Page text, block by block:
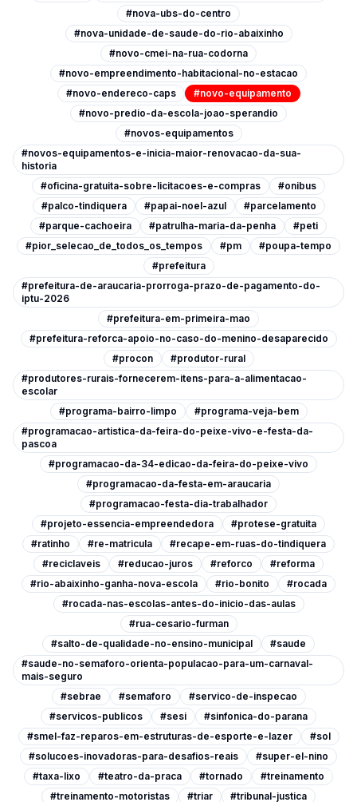
#nova-ubs-do-centro
#nova-unidade-de-saude-do-rio-abaixinho
#novo-cmei-na-rua-codorna
#novo-empreendimento-habitacional-no-estacao
#novo-endereco-caps
#novo-equipamento
#novo-predio-da-escola-joao-sperandio
#novos-equipamentos
#novos-equipamentos-e-inicia-maior-renovacao-da-sua-
historia
#oficina-gratuita-sobre-licitacoes-e-compras
#onibus
#palco-tindiquera
#papai-noel-azul
#parcelamento
#parque-cachoeira
#patrulha-maria-da-penha
#peti
#pior_selecao_de_todos_os_tempos
#pm
#poupa-tempo
#prefeitura
#prefeitura-de-araucaria-prorroga-prazo-de-pagamento-do-
iptu-2026
#prefeitura-em-primeira-mao
#prefeitura-reforca-apoio-no-caso-do-menino-desaparecido
#procon
#produtor-rural
#produtores-rurais-fornecerem-itens-para-a-alimentacao-
escolar
#programa-bairro-limpo
#programa-veja-bem
#programacao-artistica-da-feira-do-peixe-vivo-e-festa-da-
pascoa
#programacao-da-34-edicao-da-feira-do-peixe-vivo
#programacao-da-festa-em-araucaria
#programacao-festa-dia-trabalhador
#projeto-essencia-empreendedora
#protese-gratuita
#ratinho
#re-matricula
#recape-em-ruas-do-tindiquera
#reciclaveis
#reducao-juros #reforco
#reforma
#rio-abaixinho-ganha-nova-escola
#rio-bonito
#rocada
#rocada-nas-escolas-antes-do-inicio-das-aulas
#rua-cesario-furman
#salto-de-qualidade-no-ensino-municipal
#saude
#saude-no-semaforo-orienta-populacao-para-um-carnaval-
mais-seguro
#sebrae
#semaforo
#servico-de-inspecao
#servicos-publicos
#sesi
#sinfonica-do-parana
#smel-faz-reparos-em-estruturas-de-esporte-e-lazer
#sol
#solucoes-inovadoras-para-desafios-reais
#super-el-nino
#taxa-lixo
#teatro-da-praca #tornado
#treinamento
#treinamento-motoristas
#triar #tribunal-justica